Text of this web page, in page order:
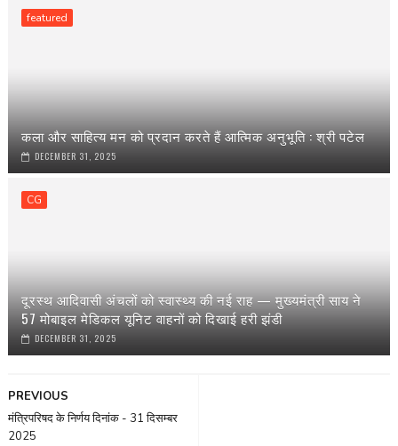
featured
कला और साहित्य मन को प्रदान करते हैं आत्मिक अनुभूति : श्री पटेल
DECEMBER 31, 2025
CG
दूरस्थ आदिवासी अंचलों को स्वास्थ्य की नई राह — मुख्यमंत्री साय ने
57 मोबाइल मेडिकल यूनिट वाहनों को दिखाई हरी झंडी
DECEMBER 31, 2025
PREVIOUS
मंत्रिपरिषद के निर्णय दिनांक - 31 दिसम्बर
2025